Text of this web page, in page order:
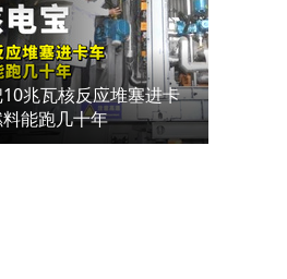
兆瓦核反应堆塞进卡
能跑几十年